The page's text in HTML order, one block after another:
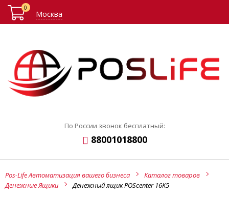
Москва
По России звонок бесплатный:
88001018800
0
Pos-Life Автоматизация вашего бизнеса
Каталог товаров
Денежные Ящики
Денежный ящик POScenter 16K5